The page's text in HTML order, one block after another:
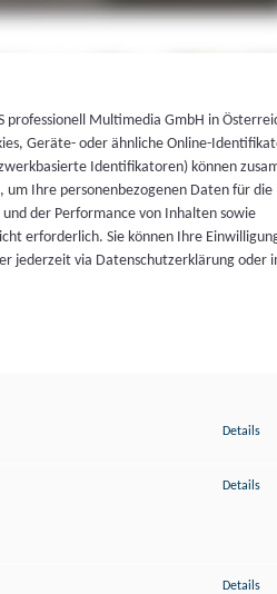
professionell Multimedia GmbH in
Geräte- oder ähnliche Online-
Identifikatoren) können
Ihre personenbezogenen Daten für die
der Performance von Inhalten sowie
erforderlich. Sie können Ihre
jederzeit via Datenschutzerklärung oder
Details
Details
Details